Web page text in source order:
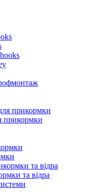
прикормки
та відра